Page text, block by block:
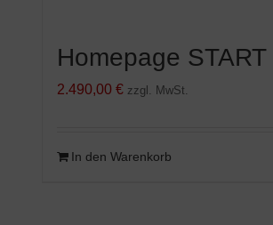
Homepage START
2.490,00 € zzgl. MwSt.
In den Warenkorb